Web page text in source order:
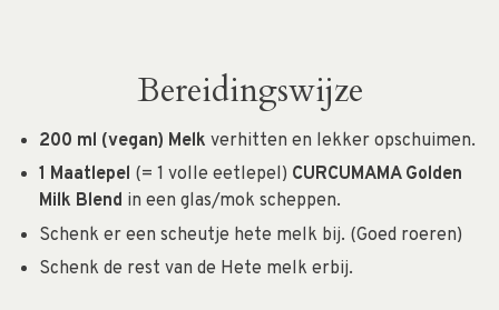
Bereidingswijze
200 ml (vegan) Melk verhitten en lekker opschuimen.
1 Maatlepel (= 1 volle eetlepel) CURCUMAMA Golden
Milk Blend in een glas/mok scheppen.
Schenk er een scheutje hete melk bij. (Goed roeren)
Schenk de rest van de Hete melk erbij.